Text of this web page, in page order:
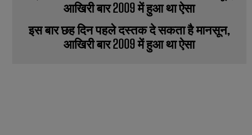
इस बार छह दिन पहले दस्तक दे सकता है मानसून,
आखिरी बार 2009 में हुआ था ऐसा